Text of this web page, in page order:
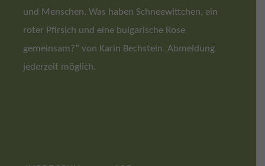
und Menschen. Was haben Schneewittchen, ein
roter Pfirsich und eine bulgarische Rose
gemeinsam?” von Karin Bechstein. Abmeldung
jederzeit möglich.